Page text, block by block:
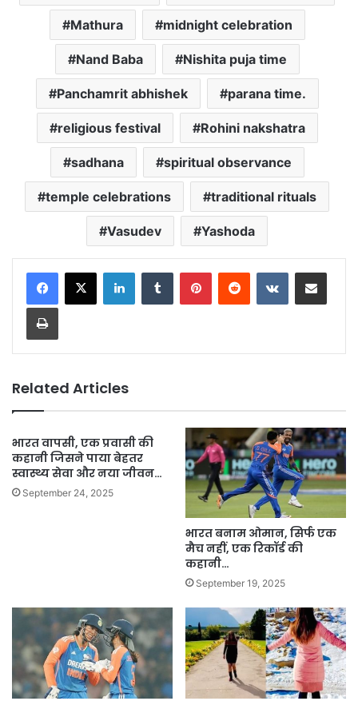
Mathura midnight celebration
Nand Baba Nishita puja time
Panchamrit abhishek parana time.
religious festival Rohini nakshatra
sadhana spiritual observance
temple celebrations traditional rituals
Vasudev Yashoda
LinkedInTumblr PinterestReddit VKontakteShare via Email
Print
Related Articles
भारत वापसी, एक प्रवासी की
कहानी जिसने पाया बेहतर
स्वास्थ्य सेवा और नया जीवन…
September 24, 2025
भारत बनाम ओमान, सिर्फ एक
मैच नहीं, एक रिकॉर्ड की
कहानी…
September 19, 2025